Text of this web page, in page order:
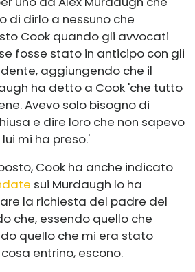
di dirlo a nessuno che
Cook quando gli avvocati
fosse stato in anticipo con gli
aggiungendo che il
ha detto a Cook 'che tutto
Avevo solo bisogno di
e dire loro che non sapevo
mi ha preso.'
Cook ha anche indicato
sui Murdaugh lo ha
la richiesta del padre del
che, essendo quello che
quello che mi era stato
entrino, escono.